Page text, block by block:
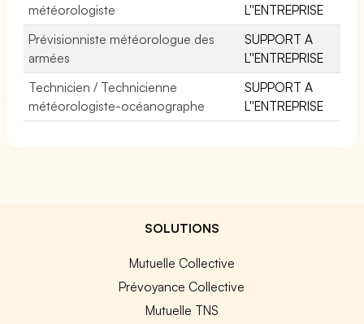
météorologiste
L''ENTREPRISE
Prévisionniste météorologue des
armées
SUPPORT A
L''ENTREPRISE
Technicien / Technicienne
météorologiste-océanographe
SUPPORT A
L''ENTREPRISE
SOLUTIONS
Mutuelle Collective
Prévoyance Collective
Mutuelle TNS